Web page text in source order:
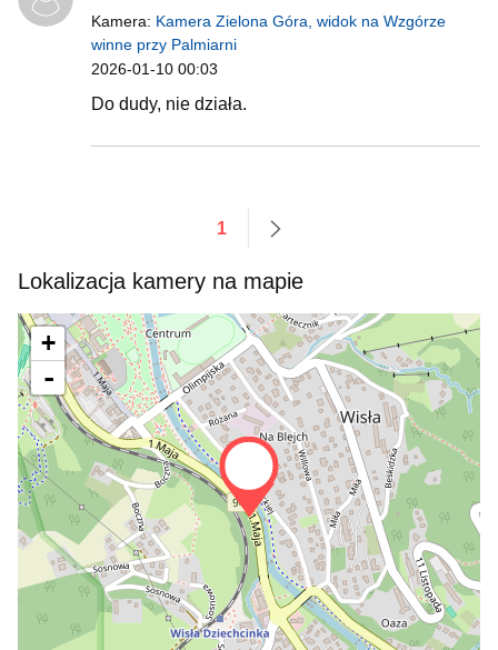
Kamera: Kamera Zielona Góra, widok na Wzgórze
winne przy Palmiarni
2026-01-10 00:03
Do dudy, nie działa.
1
Lokalizacja kamery na mapie
+
-